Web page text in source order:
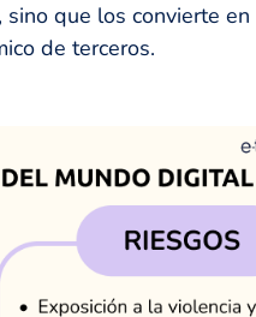
que los convierte en
de terceros.